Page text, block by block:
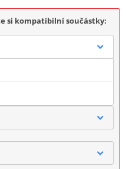
si kompatibilní součástky: